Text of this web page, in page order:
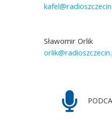
Sławomir Orlik